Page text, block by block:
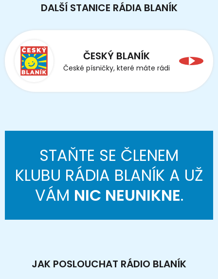
DALŠÍ STANICE RÁDIA BLANÍK
ČESKÝ BLANÍK
České písničky, které máte rádi
STAŇTE SE ČLENEM
KLUBU RÁDIA BLANÍK A UŽ
VÁM NIC NEUNIKNE.
JAK POSLOUCHAT RÁDIO BLANÍK